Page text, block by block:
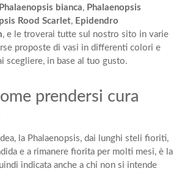
Phalaenopsis bianca, Phalaenopsis
Rood Scarlet, Epidendro
, e le troverai tutte sul nostro sito in varie
proposte di vasi in differenti colori e
scegliere, in base al tuo gusto.
prendersi cura
la Phalaenopsis, dai lunghi steli fioriti,
e a rimanere fiorita per molti mesi, è la
indicata anche a chi non si intende